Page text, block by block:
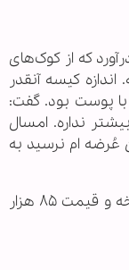
که از کوک‌های
کیسه آنقدر
با پوست بود. گفت:
نداره. امسال
عُرضه ام نرسید به
این کتاب در ۲۶۴ صفحه، شمارگان ۱۰۰۰ نسخه و قیمت ۸۵ هزار